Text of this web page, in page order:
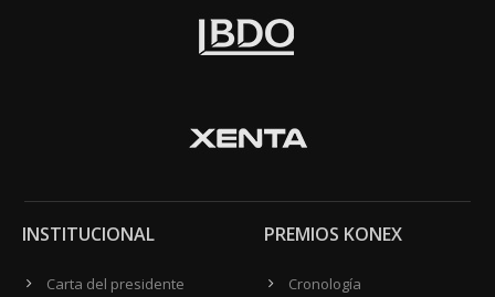
INSTITUCIONAL
Carta del presidente
PREMIOS KONEX
Cronología